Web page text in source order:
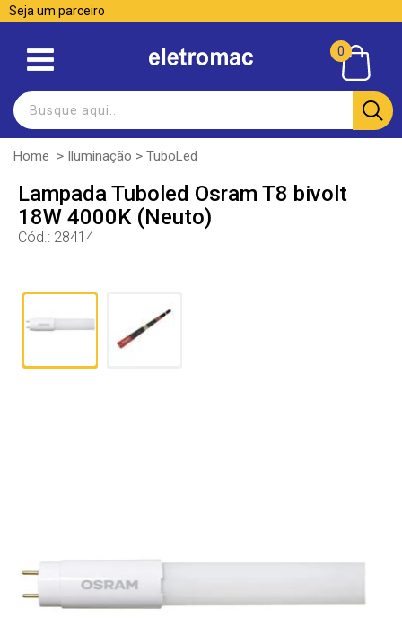
Seja um parceiro
0
Home > Iluminação > TuboLed
Lampada Tuboled Osram T8 bivolt
18W 4000K (Neuto)
Cód.: 28414